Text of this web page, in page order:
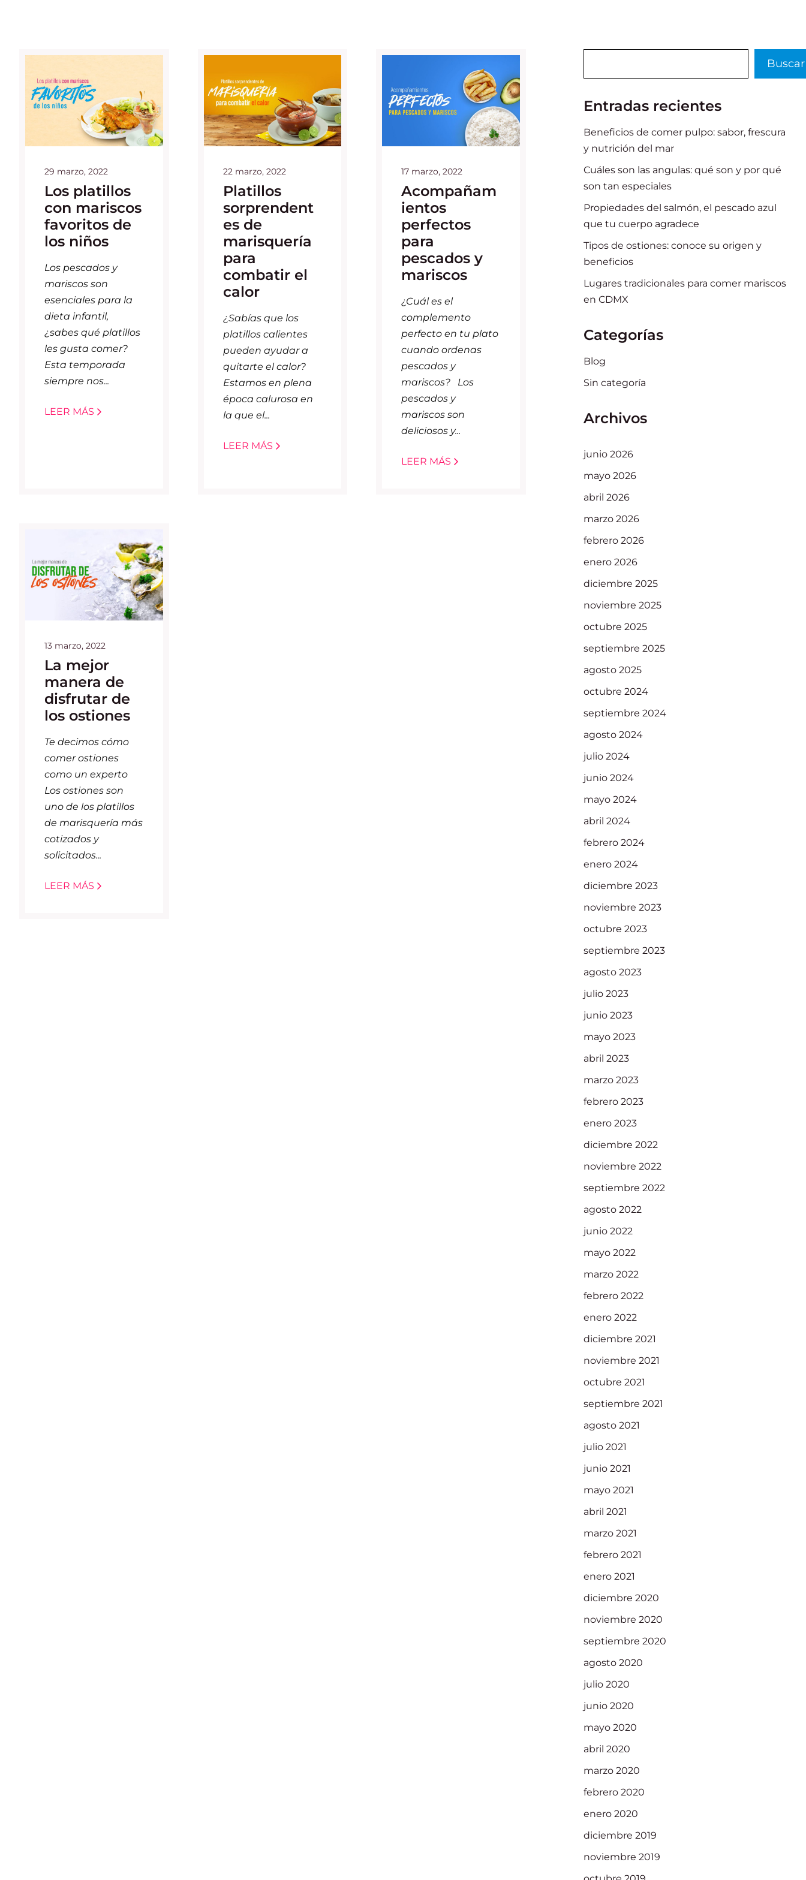
29 marzo, 2022
Los platillos
con mariscos
favoritos de
los niños
Los pescados y
mariscos son
esenciales para la
dieta infantil,
¿sabes qué platillos
les gusta comer?
Esta temporada
siempre nos...
LEER MÁS
22 marzo, 2022
Platillos
sorprendent
es de
marisquería
para
combatir el
calor
¿Sabías que los
platillos calientes
pueden ayudar a
quitarte el calor?
Estamos en plena
época calurosa en
la que el...
LEER MÁS
17 marzo, 2022
Acompañam
ientos
perfectos
para
pescados y
mariscos
¿Cuál es el
complemento
perfecto en tu plato
cuando ordenas
pescados y
mariscos? Los
pescados y
mariscos son
deliciosos y...
LEER MÁS
13 marzo, 2022
La mejor
manera de
disfrutar de
los ostiones
Te decimos cómo
comer ostiones
como un experto
Los ostiones son
uno de los platillos
de marisquería más
cotizados y
solicitados...
LEER MÁS
Buscar
Entradas recientes
Beneficios de comer pulpo: sabor, frescura
y nutrición del mar
Cuáles son las angulas: qué son y por qué
son tan especiales
Propiedades del salmón, el pescado azul
que tu cuerpo agradece
Tipos de ostiones: conoce su origen y
beneficios
Lugares tradicionales para comer mariscos
en CDMX
Categorías
Blog
Sin categoría
Archivos
junio 2026
mayo 2026
abril 2026
marzo 2026
febrero 2026
enero 2026
diciembre 2025
noviembre 2025
octubre 2025
septiembre 2025
agosto 2025
octubre 2024
septiembre 2024
agosto 2024
julio 2024
junio 2024
mayo 2024
abril 2024
febrero 2024
enero 2024
diciembre 2023
noviembre 2023
octubre 2023
septiembre 2023
agosto 2023
julio 2023
junio 2023
mayo 2023
abril 2023
marzo 2023
febrero 2023
enero 2023
diciembre 2022
noviembre 2022
septiembre 2022
agosto 2022
junio 2022
mayo 2022
marzo 2022
febrero 2022
enero 2022
diciembre 2021
noviembre 2021
octubre 2021
septiembre 2021
agosto 2021
julio 2021
junio 2021
mayo 2021
abril 2021
marzo 2021
febrero 2021
enero 2021
diciembre 2020
noviembre 2020
septiembre 2020
agosto 2020
julio 2020
junio 2020
mayo 2020
abril 2020
marzo 2020
febrero 2020
enero 2020
diciembre 2019
noviembre 2019